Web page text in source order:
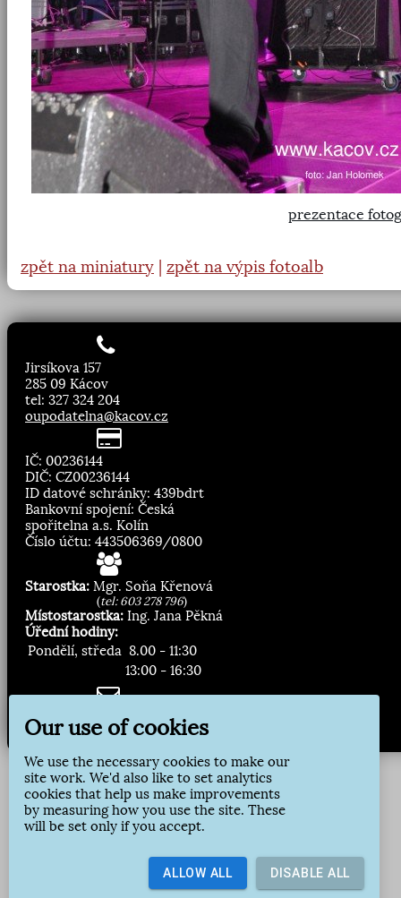
prezentace
zpět na miniatury zpět na výpis fotoalb
Jirsíkova 157
285 09 Kácov
tel: 327 324 204
oupodatelna@kacov.cz
IČ: 00236144
DIČ: CZ00236144
ID datové schránky: 439bdrt
Bankovní spojení: Česká
spořitelna a.s. Kolín
Číslo účtu: 443506369/0800
Starostka: Mgr. Soňa Křenová
(tel: 603 278 796)
Místostarostka: Ing. Jana Pěkná
Úřední hodiny:
Pondělí, středa 8.00 - 11:30
13:00 - 16:30
Zasílání novinek:
Přihlásit odběr
Our use of cookies
We use the necessary cookies to make our
site work. We'd also like to set analytics
cookies that help us make improvements
by measuring how you use the site. These
will be set only if you accept.
ALLOW ALL DISABLE ALL